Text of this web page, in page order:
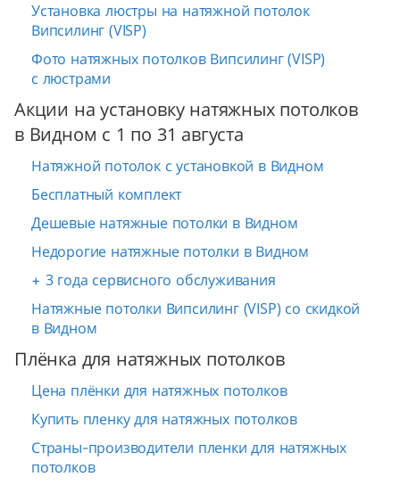
Установка люстры на натяжной потолок
Випсилинг (VISP)
Фото натяжных потолков Випсилинг (VISP)
с люстрами
Акции на установку натяжных потолков
в Видном с 1 по 31 августа
Натяжной потолок с установкой в Видном
Бесплатный комплект
Дешевые натяжные потолки в Видном
Недорогие натяжные потолки в Видном
+ 3 года сервисного обслуживания
Натяжные потолки Випсилинг (VISP) со скидкой
в Видном
Плёнка для натяжных потолков
Цена плёнки для натяжных потолков
Купить пленку для натяжных потолков
Страны-производители пленки для натяжных
потолков